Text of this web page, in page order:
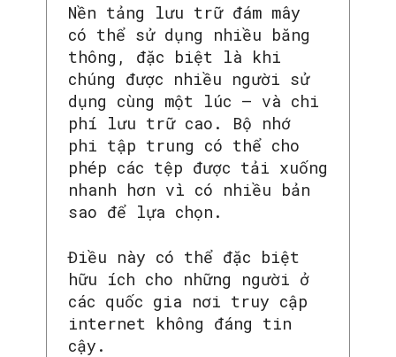
Nền tảng lưu trữ đám mây
có thể sử dụng nhiều băng
thông, đặc biệt là khi
chúng được nhiều người sử
dụng cùng một lúc – và chi
phí lưu trữ cao. Bộ nhớ
phi tập trung có thể cho
phép các tệp được tải xuống
nhanh hơn vì có nhiều bản
sao để lựa chọn.
Điều này có thể đặc biệt
hữu ích cho những người ở
các quốc gia nơi truy cập
internet không đáng tin
cậy.